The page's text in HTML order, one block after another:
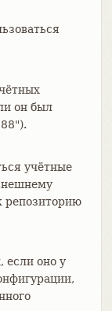
он был
учётные
репозиторию
если оно у